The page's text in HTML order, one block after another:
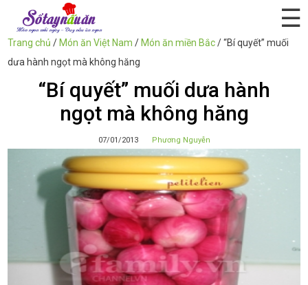
☰
Trang chủ / Món ăn Việt Nam / Món ăn miền Bắc/“Bí quyết” muối
dưa hành ngọt mà không hăng
“Bí quyết” muối dưa hành
ngọt mà không hăng
07/01/2013 Phương Nguyễn